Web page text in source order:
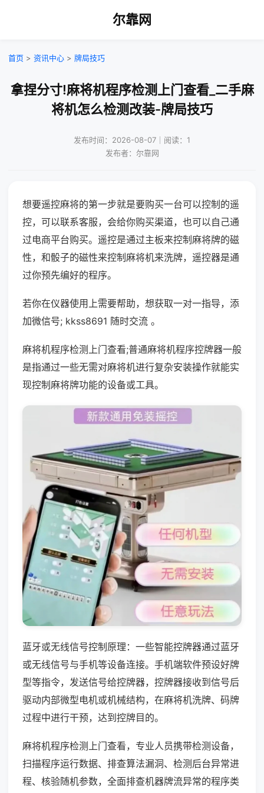
尔靠网
首页 > 资讯中心 > 牌局技巧
拿捏分寸!麻将机程序检测上门查看_二手麻
将机怎么检测改装-牌局技巧
发布时间：2026-08-07｜阅读：1
发布者：尔靠网
想要遥控麻将的第一步就是要购买一台可以控制的遥
控，可以联系客服，会给你购买渠道，也可以自己通
过电商平台购买。遥控是通过主板来控制麻将牌的磁
性，和骰子的磁性来控制麻将机来洗牌，遥控器是通
过你预先编好的程序。
若你在仪器使用上需要帮助，想获取一对一指导，添
加微信号; kkss8691 随时交流 。
麻将机程序检测上门查看;普通麻将机程序控牌器一般
是指通过一些无需对麻将机进行复杂安装操作就能实
现控制麻将牌功能的设备或工具。
蓝牙或无线信号控制原理：一些智能控牌器通过蓝牙
或无线信号与手机等设备连接。手机端软件预设好牌
型等指令，发送信号给控牌器，控牌器接收到信号后
驱动内部微型电机或机械结构，在麻将机洗牌、码牌
过程中进行干预，达到控牌目的。
麻将机程序检测上门查看，专业人员携带检测设备，
扫描程序运行数据、排查算法漏洞、检测后台异常进
程、核验随机参数，全面排查机器牌流异常的程序类